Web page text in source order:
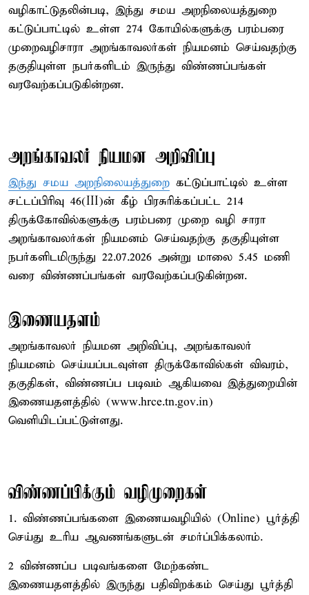
வழிகாட்டுதலின்படி, இந்து சமய அறநிலையத்துறை
கட்டுப்பாட்டில் உள்ள 274 கோயில்களுக்கு பரம்பரை
முறைவழிசாரா அறங்காவலர்கள் நியமனம் செய்வதற்கு
தகுதியுள்ள நபர்களிடம் இருந்து விண்ணப்பங்கள்
வரவேற்கப்படுகின்றன.
அறங்காவலர் நியமன அறிவிப்பு
இந்து சமய அறநிலையத்துறை கட்டுப்பாட்டில் உள்ள
சட்டப்பிரிவு 46(III)ன் கீழ் பிரசுரிக்கப்பட்ட 214
திருக்கோவில்களுக்கு பரம்பரை முறை வழி சாரா
அறங்காவலர்கள் நியமனம் செய்வதற்கு தகுதியுள்ள
நபர்களிடமிருந்து 22.07.2026 அன்று மாலை 5.45 மணி
வரை விண்ணப்பங்கள் வரவேற்கப்படுகின்றன.
இணையதளம்
அறங்காவலர் நியமன அறிவிப்பு, அறங்காவலர்
நியமனம் செய்யப்படவுள்ள திருக்கோவில்கள் விவரம்,
தகுதிகள், விண்ணப்ப படிவம் ஆகியவை இத்துறையின்
இணையதளத்தில் (www.hrce.tn.gov.in)
வெளியிடப்பட்டுள்ளது.
விண்ணப்பிக்கும் வழிமுறைகள்
1. விண்ணப்பங்களை இணையவழியில் (Online) பூர்த்தி
செய்து உரிய ஆவணங்களுடன் சமர்ப்பிக்கலாம்.
2 விண்ணப்ப படிவங்களை மேற்கண்ட
இணையதளத்தில் இருந்து பதிவிறக்கம் செய்து பூர்த்தி